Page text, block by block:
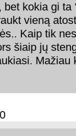
kokia gi ta
vieną
Kaip tik
šiaip jų
Mažiau